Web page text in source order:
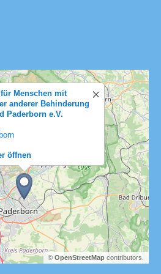
Menschen mit
anderer Behinderung
Paderborn e.V.
öffnen
©OpenStreetMap contributors.